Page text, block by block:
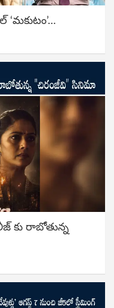
కు రాబోతున్న